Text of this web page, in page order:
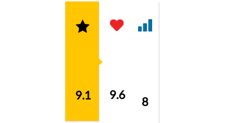
9.1 9.6
8